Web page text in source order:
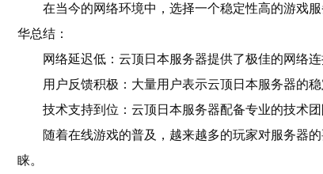
在当今的网络环境中，选择一个稳定性高的游戏
华总结：
网络延迟低：云顶日本服务器提供了极佳的网络
用户反馈积极：大量用户表示云顶日本服务器的
技术支持到位：云顶日本服务器配备专业的技术
随着在线游戏的普及，越来越多的玩家对服务器
睐。